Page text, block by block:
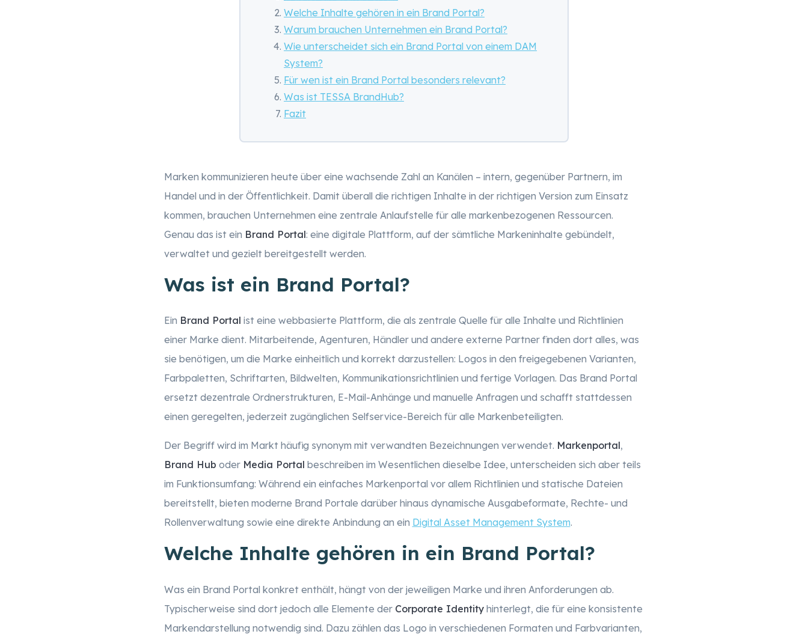
Welche Inhalte gehören in ein Brand Portal?
Warum brauchen Unternehmen ein Brand Portal?
Wie unterscheidet sich ein Brand Portal von einem DAM
System?
Für wen ist ein Brand Portal besonders relevant?
Was ist TESSA BrandHub?
Fazit
Marken kommunizieren heute über eine wachsende Zahl an Kanälen – intern, gegenüber Partnern, im
Handel und in der Öffentlichkeit. Damit überall die richtigen Inhalte in der richtigen Version zum Einsatz
kommen, brauchen Unternehmen eine zentrale Anlaufstelle für alle markenbezogenen Ressourcen.
Genau das ist ein Brand Portal: eine digitale Plattform, auf der sämtliche Markeninhalte gebündelt,
verwaltet und gezielt bereitgestellt werden.
Was ist ein Brand Portal?
Ein Brand Portal ist eine webbasierte Plattform, die als zentrale Quelle für alle Inhalte und Richtlinien
einer Marke dient. Mitarbeitende, Agenturen, Händler und andere externe Partner finden dort alles, was
sie benötigen, um die Marke einheitlich und korrekt darzustellen: Logos in den freigegebenen Varianten,
Farbpaletten, Schriftarten, Bildwelten, Kommunikationsrichtlinien und fertige Vorlagen. Das Brand Portal
ersetzt dezentrale Ordnerstrukturen, E-Mail-Anhänge und manuelle Anfragen und schafft stattdessen
einen geregelten, jederzeit zugänglichen Selfservice-Bereich für alle Markenbeteiligten.
Der Begriff wird im Markt häufig synonym mit verwandten Bezeichnungen verwendet. Markenportal,
Brand Hub oder Media Portal beschreiben im Wesentlichen dieselbe Idee, unterscheiden sich aber teils
im Funktionsumfang: Während ein einfaches Markenportal vor allem Richtlinien und statische Dateien
bereitstellt, bieten moderne Brand Portale darüber hinaus dynamische Ausgabeformate, Rechte- und
Rollenverwaltung sowie eine direkte Anbindung an ein Digital Asset Management System.
Welche Inhalte gehören in ein Brand Portal?
Was ein Brand Portal konkret enthält, hängt von der jeweiligen Marke und ihren Anforderungen ab.
Typischerweise sind dort jedoch alle Elemente der Corporate Identityhinterlegt, die für eine konsistente
Markendarstellung notwendig sind. Dazu zählen das Logo in verschiedenen Formaten und Farbvarianten,